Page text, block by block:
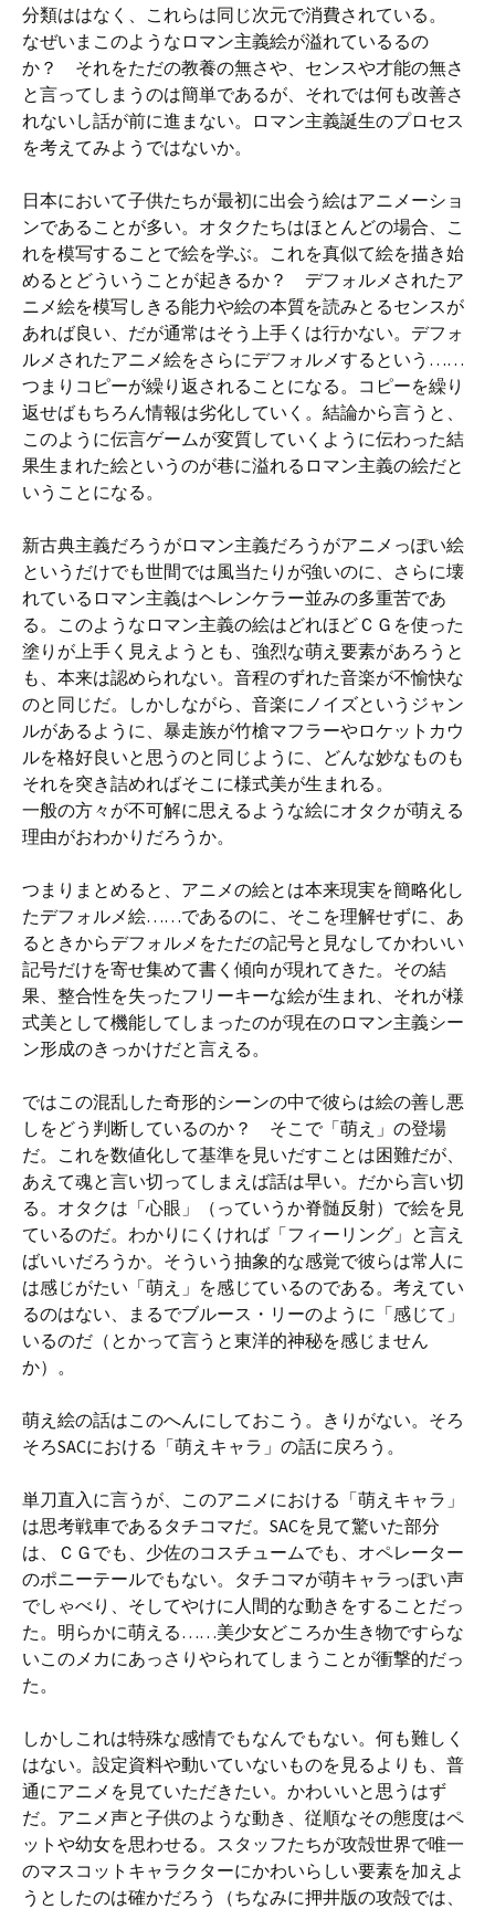
分類ははなく、これらは同じ次元で消費されている。
なぜいまこのようなロマン主義絵が溢れているるの
か？ それをただの教養の無さや、センスや才能の無さ
と言ってしまうのは簡単であるが、それでは何も改善さ
れないし話が前に進まない。ロマン主義誕生のプロセス
を考えてみようではないか。
日本において子供たちが最初に出会う絵はアニメーショ
ンであることが多い。オタクたちはほとんどの場合、こ
れを模写することで絵を学ぶ。これを真似て絵を描き始
めるとどういうことが起きるか？ デフォルメされたア
ニメ絵を模写しきる能力や絵の本質を読みとるセンスが
あれば良い、だが通常はそう上手くは行かない。デフォ
ルメされたアニメ絵をさらにデフォルメするという……
つまりコピーが繰り返されることになる。コピーを繰り
返せばもちろん情報は劣化していく。結論から言うと、
このように伝言ゲームが変質していくように伝わった結
果生まれた絵というのが巷に溢れるロマン主義の絵だと
いうことになる。
新古典主義だろうがロマン主義だろうがアニメっぽい絵
というだけでも世間では風当たりが強いのに、さらに壊
れているロマン主義はヘレンケラー並みの多重苦であ
る。このようなロマン主義の絵はどれほどＣＧを使った
塗りが上手く見えようとも、強烈な萌え要素があろうと
も、本来は認められない。音程のずれた音楽が不愉快な
のと同じだ。しかしながら、音楽にノイズというジャン
ルがあるように、暴走族が竹槍マフラーやロケットカウ
ルを格好良いと思うのと同じように、どんな妙なものも
それを突き詰めればそこに様式美が生まれる。
一般の方々が不可解に思えるような絵にオタクが萌える
理由がおわかりだろうか。
つまりまとめると、アニメの絵とは本来現実を簡略化し
たデフォルメ絵……であるのに、そこを理解せずに、あ
るときからデフォルメをただの記号と見なしてかわいい
記号だけを寄せ集めて書く傾向が現れてきた。その結
果、整合性を失ったフリーキーな絵が生まれ、それが様
式美として機能してしまったのが現在のロマン主義シー
ン形成のきっかけだと言える。
ではこの混乱した奇形的シーンの中で彼らは絵の善し悪
しをどう判断しているのか？ そこで「萌え」の登場
だ。これを数値化して基準を見いだすことは困難だが、
あえて魂と言い切ってしまえば話は早い。だから言い切
る。オタクは「心眼」（っていうか脊髄反射）で絵を見
ているのだ。わかりにくければ「フィーリング」と言え
ばいいだろうか。そういう抽象的な感覚で彼らは常人に
は感じがたい「萌え」を感じているのである。考えてい
るのはない、まるでブルース・リーのように「感じて」
いるのだ（とかって言うと東洋的神秘を感じません
か）。
萌え絵の話はこのへんにしておこう。きりがない。そろ
そろSACにおける「萌えキャラ」の話に戻ろう。
単刀直入に言うが、このアニメにおける「萌えキャラ」
は思考戦車であるタチコマだ。SACを見て驚いた部分
は、ＣＧでも、少佐のコスチュームでも、オペレーター
のポニーテールでもない。タチコマが萌キャラっぽい声
でしゃべり、そしてやけに人間的な動きをすることだっ
た。明らかに萌える……美少女どころか生き物ですらな
いこのメカにあっさりやられてしまうことが衝撃的だっ
た。
しかしこれは特殊な感情でもなんでもない。何も難しく
はない。設定資料や動いていないものを見るよりも、普
通にアニメを見ていただきたい。かわいいと思うはず
だ。アニメ声と子供のような動き、従順なその態度はペ
ットや幼女を思わせる。スタッフたちが攻殻世界で唯一
のマスコットキャラクターにかわいらしい要素を加えよ
うとしたのは確かだろう（ちなみに押井版の攻殻では、